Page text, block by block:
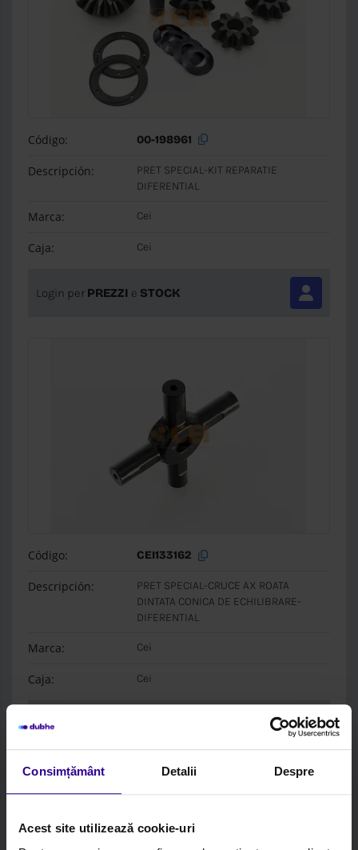
Consimțământ Detalii Despre
Acest site utilizează cookie-uri
Código: 00-198961
Descripción:
PRET SPECIAL-KIT REPARATIE
DIFERENTIAL
Marca: Cei
Caja: Cei
Login per PREZZI e STOCK
Código: CEI133162
Descripción:
PRET SPECIAL-CRUCE AX ROATA
DINTATA CONICA DE ECHILIBRARE-
DIFERENTIAL
Marca: Cei
Caja: Cei
Login per